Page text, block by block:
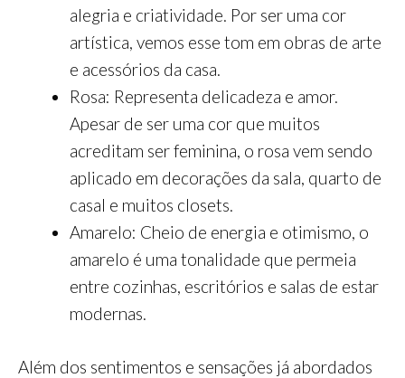
alegria e criatividade. Por ser uma cor
artística, vemos esse tom em obras de arte
e acessórios da casa.
Rosa: Representa delicadeza e amor.
Apesar de ser uma cor que muitos
acreditam ser feminina, o rosa vem sendo
aplicado em decorações da sala, quarto de
casal e muitos closets.
Amarelo: Cheio de energia e otimismo, o
amarelo é uma tonalidade que permeia
entre cozinhas, escritórios e salas de estar
modernas.
Além dos sentimentos e sensações já abordados